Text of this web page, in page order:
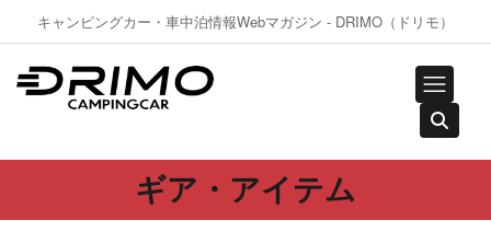
キャンピングカー・車中泊情報Webマガジン - DRIMO（ドリモ）
ギア・アイテム